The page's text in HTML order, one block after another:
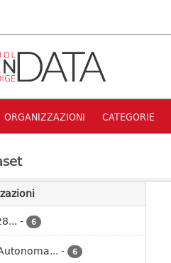
ORGANIZZAZIONI CATEGORIE
- 6
- 6